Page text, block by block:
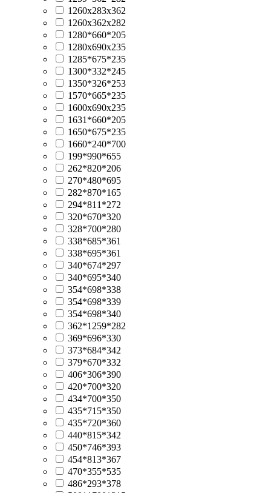
1260x283x362
1260x362x282
1280*660*205
1280x690x235
1285*675*235
1300*332*245
1350*326*253
1570*665*235
1600x690x235
1631*660*205
1650*675*235
1660*240*700
199*990*655
262*820*206
270*480*695
282*870*165
294*811*272
320*670*320
328*700*280
338*685*361
338*695*361
340*674*297
340*695*340
354*698*338
354*698*339
354*698*340
362*1259*282
369*696*330
373*684*342
379*670*332
406*306*390
420*700*320
434*700*350
435*715*350
435*720*360
440*815*342
450*746*393
454*813*367
470*355*535
486*293*378